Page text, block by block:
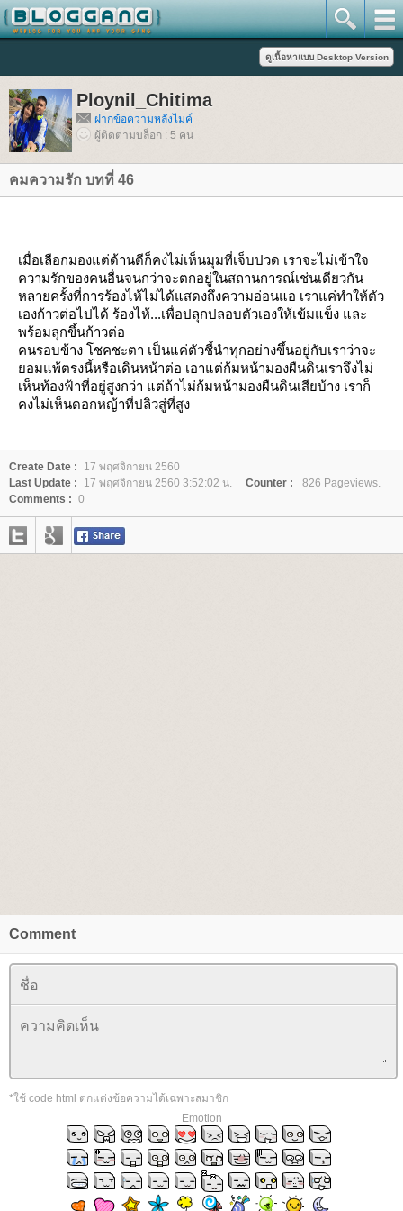
Ploynil_Chitima
ฝากข้อความหลังไมค์
ผู้ติดตามบล็อก : 5 คน
คมความรัก บทที่ 46
เมื่อเลือกมองแต่ด้านดีก็คงไม่เห็นมุมที่เจ็บปวด เราจะไม่เข้าใจ
ความรักของคนอื่นจนกว่าจะตกอยู่ในสถานการณ์เช่นเดียวกัน
หลายครั้งที่การร้องไห้ไม่ได้แสดงถึงความอ่อนแอ เราแค่ทำให้ตัว
เองก้าวต่อไปได้ ร้องไห้...เพื่อปลุกปลอบตัวเองให้เข้มแข็ง และ
พร้อมลุกขึ้นก้าวต่อ
คนรอบข้าง โชคชะตา เป็นแค่ตัวชี้นำทุกอย่างขึ้นอยู่กับเราว่าจะ
อมแพ้ตรงนี้หรือเดินหน้าต่อ เอาแต่ก้มหน้ามองผืนดินเราจึงไม่
เห็นท้องฟ้าที่อยู่สูงกว่า แต่ถ้าไม่ก้มหน้ามองผืนดินเสียบ้าง เราก็
คงไม่เห็นดอกหญ้าที่ปลิวสู่ที่สูง
Create Date :
17 พฤศจิกายน 2560
Last Update :
17 พฤศจิกายน 2560 3:52:02 น. Counter :
826 Pageviews.
Comments : 0
Comment
*ใช้ code html ตกแต่งข้อความได้เฉพาะสมาชิก
Emotion